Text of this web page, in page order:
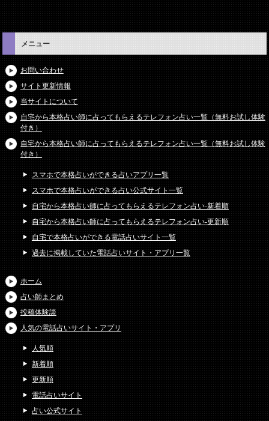
メニュー
お問い合わせ
サイト更新情報
当サイトについて
自宅から本格占い師に占ってもらえるテレフォン占い一覧（無料お試し体験
付き）
自宅から本格占い師に占ってもらえるテレフォン占い一覧（無料お試し体験
付き）
スマホで本格占いができる占いアプリ一覧
スマホで本格占いができる占い公式サイト一覧
自宅から本格占い師に占ってもらえるテレフォン占い-新着順
自宅から本格占い師に占ってもらえるテレフォン占い-更新順
自宅で本格占いができる電話占いサイト一覧
過去に掲載していた電話占いサイト・アプリ一覧
ホーム
占い師まとめ
投稿体験談
人気の電話占いサイト・アプリ
人気順
新着順
更新順
電話占いサイト
占い公式サイト